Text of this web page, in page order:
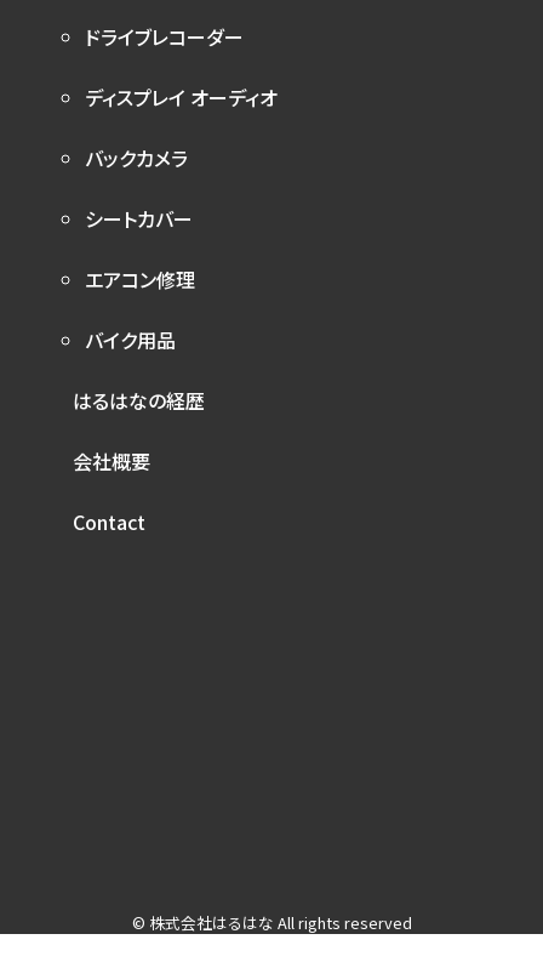
ドライブレコーダー
ディスプレイ オーディオ
バックカメラ
シートカバー
エアコン修理
バイク用品
はるはなの経歴
会社概要
Contact
© 株式会社はるはな All rights reserved